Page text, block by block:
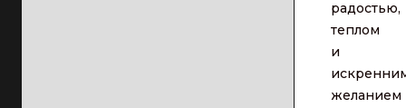
радостью,
теплом
и
желанием